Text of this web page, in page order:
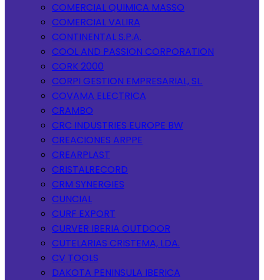
COMERCIAL QUIMICA MASSO
COMERCIAL VALIRA
CONTINENTAL S.P.A.
COOL AND PASSION CORPORATION
CORK 2000
CORPI GESTION EMPRESARIAL, SL.
COVAMA ELECTRICA
CRAMBO
CRC INDUSTRIES EUROPE BW
CREACIONES ARPPE
CREARPLAST
CRISTALRECORD
CRM SYNERGIES
CUNCIAL
CURF EXPORT
CURVER IBERIA OUTDOOR
CUTELARIAS CRISTEMA, LDA.
CV TOOLS
DAKOTA PENINSULA IBERICA